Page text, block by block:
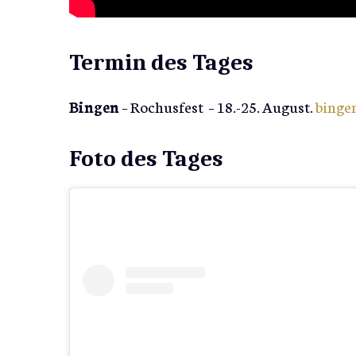
Termin des Tages
Bingen– Rochusfest – 18.-25. August.
Foto des Tages